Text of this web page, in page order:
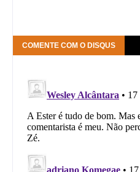
COMENTE COM O DISQUS